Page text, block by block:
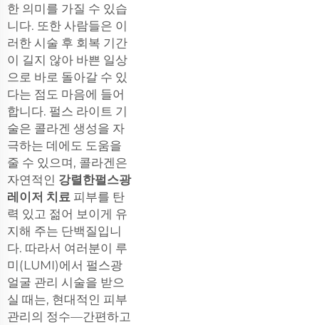
한 의미를 가질 수 있습
니다. 또한 사람들은 이
러한 시술 후 회복 기간
이 길지 않아 바쁜 일상
으로 바로 돌아갈 수 있
다는 점도 마음에 들어
합니다. 펄스 라이트 기
술은 콜라겐 생성을 자
극하는 데에도 도움을
줄 수 있으며, 콜라겐은
자연적인 강렬한펄스광
레이저 치료 피부를 탄
력 있고 젊어 보이게 유
지해 주는 단백질입니
다. 따라서 여러분이 루
미(LUMI)에서 펄스광
얼굴 관리 시술을 받으
실 때는, 현대적인 피부
관리의 정수—간편하고